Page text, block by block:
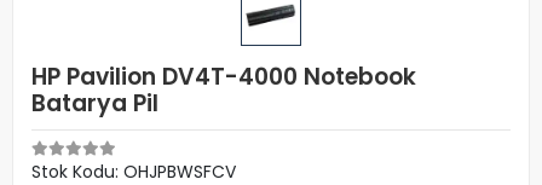
HP Pavilion DV4T-4000 Notebook
Batarya Pil
Stok Kodu: OHJPBWSFCV